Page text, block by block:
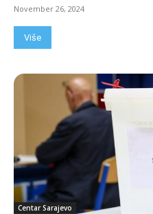
November 26, 2024
Više
Centar Sarajevo